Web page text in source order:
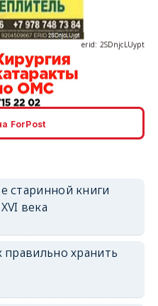
erid: 2SDnjcLUypt
ForPost
старинной книги
века
правильно хранить